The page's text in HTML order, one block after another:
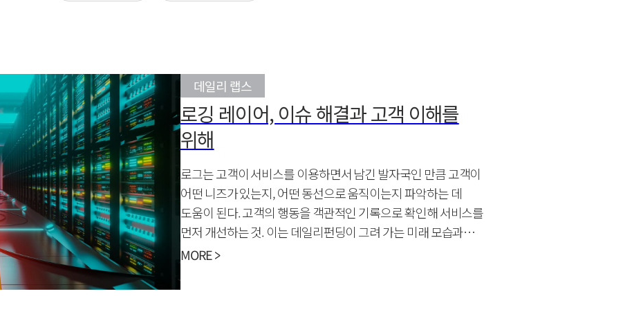
데일리 랩스
로깅 레이어, 이슈 해결과 고객 이해를
위해
로그는 고객이 서비스를 이용하면서 남긴 발자국인 만큼 고객이
어떤 니즈가 있는지, 어떤 동선으로 움직이는지 파악하는 데
도움이 된다. 고객의 행동을 객관적인 기록으로 확인해 서비스를
먼저 개선하는 것. 이는 데일리펀딩이 그려 가는 미래 모습과
맞닿은 이야기다.
MORE >